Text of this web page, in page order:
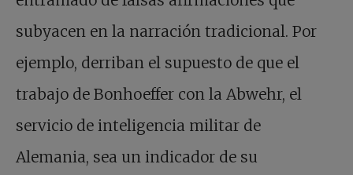
subyacen en la narración tradicional. Por
ejemplo, derriban el supuesto de que el
trabajo de Bonhoeffer con la Abwehr, el
servicio de inteligencia militar de
Alemania, sea un indicador de su